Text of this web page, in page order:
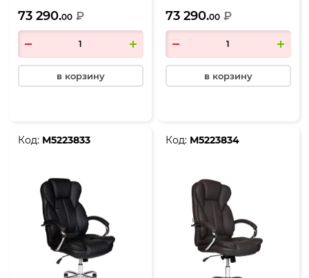
73 290.00 ₽
в корзину
73 290.00 ₽
в корзину
Код: М5223833 Код: М5223834